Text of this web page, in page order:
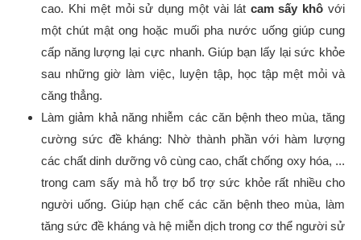
cao. Khi mệt mỏi sử dụng một vài lát cam sấy khô với
một chút mật ong hoặc muối pha nước uống giúp cung
cấp năng lượng lại cực nhanh. Giúp bạn lấy lại sức khỏe
sau những giờ làm việc, luyện tập, học tập mệt mỏi và
căng thẳng.
Làm giảm khả năng nhiễm các căn bệnh theo mùa, tăng
cường sức đề kháng: Nhờ thành phần với hàm lượng
các chất dinh dưỡng vô cùng cao, chất chống oxy hóa, ...
trong cam sấy mà hỗ trợ bổ trợ sức khỏe rất nhiều cho
người uống. Giúp hạn chế các căn bệnh theo mùa, làm
tăng sức đề kháng và hệ miễn dịch trong cơ thể người sử